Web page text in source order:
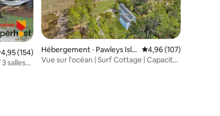
moyenne sur la base de 154 commentaires : 4,95 sur 5
4,95 (154)
salles
Hébergement ⋅ Pawleys Isla
nd
Évaluation moyenne
4,96 (107)
Vue sur l'océan | Surf Cottage | Capacité